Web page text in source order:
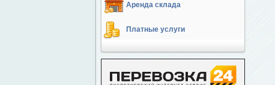
Аренда склада
Платные услуги